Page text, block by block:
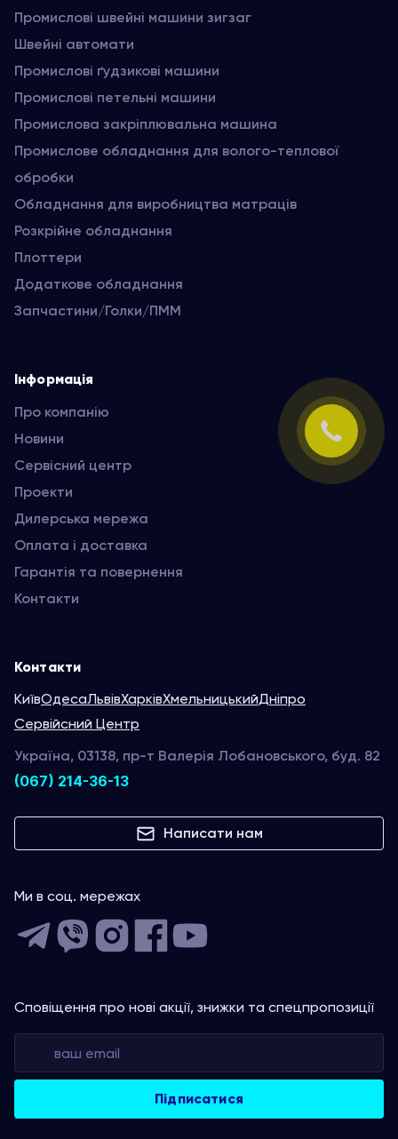
Промислові швейні машини зигзаг
Швейні автомати
Промислові ґудзикові машини
Промислові петельні машини
Промислова закріплювальна машина
Промислове обладнання для волого-теплової
обробки
Обладнання для виробництва матраців
Розкрійне обладнання
Плоттери
Додаткове обладнання
Запчастини/Голки/ПММ
Інформація
Про компанію
Новини
Сервісний центр
Проекти
Дилерська мережа
Оплата і доставка
Гарантія та повернення
Контакти
Контакти
КиївОдесаЛьвівХарківХмельницькийДніпро
Сервійсний Центр
Україна, 03138, пр-т Валерія Лобановського, буд. 82
(067) 214-36-13
Написати нам
Ми в соц. мережах
Сповіщення про нові акції, знижки та спецпропозиції